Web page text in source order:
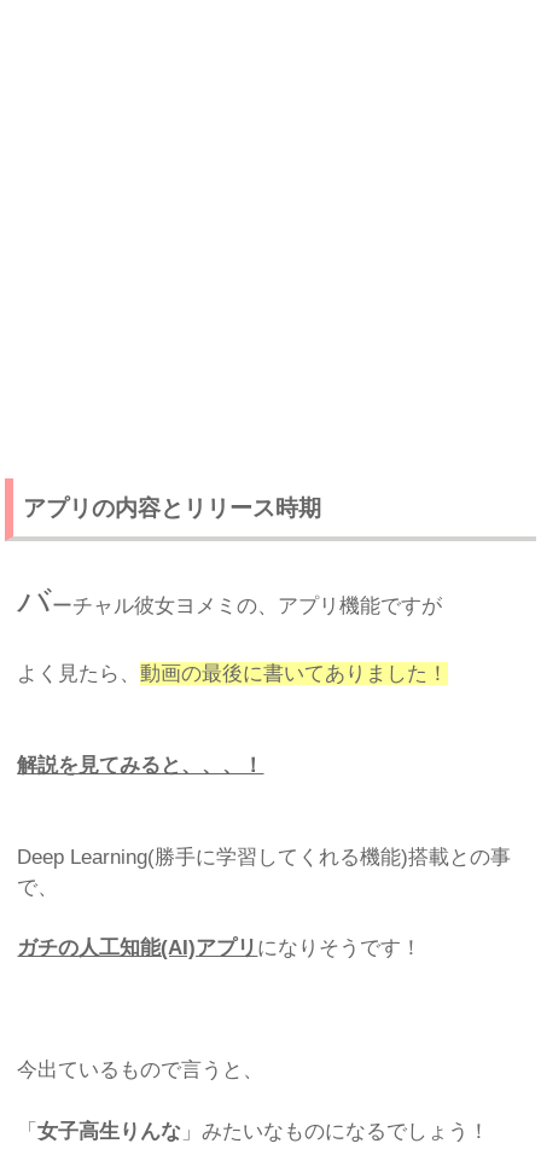
アプリの内容とリリース時期
バーチャル彼女ヨメミの、アプリ機能ですが
よく見たら、動画の最後に書いてありました！
解説を見てみると、、、！
Deep Learning(勝手に学習してくれる機能)搭載との事
で、
ガチの人工知能(AI)アプリ になりそうです！
今出ているもので言うと、
「女子高生りんな 」みたいなものになるでしょう！